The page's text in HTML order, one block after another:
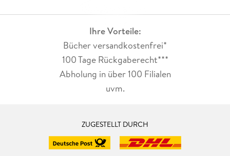
Ihre Vorteile:
Bücher versandkostenfrei*
100 Tage Rückgaberecht***
Abholung in über 100 Filialen
uvm.
ZUGESTELLT DURCH